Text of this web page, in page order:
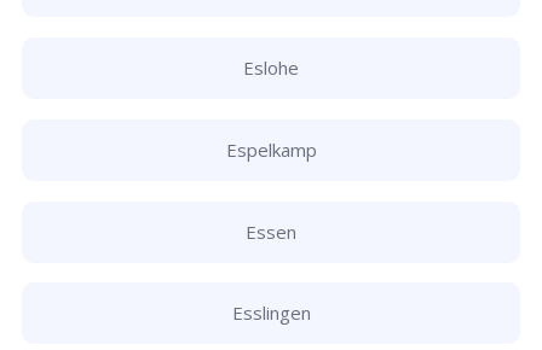
Eslohe
Espelkamp
Essen
Esslingen